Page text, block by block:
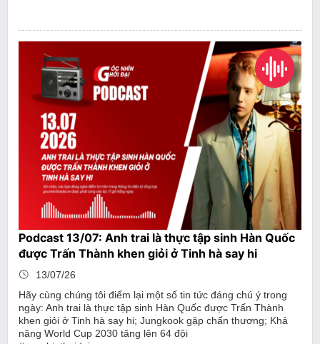
Podcast 13/07: Anh trai là thực tập sinh Hàn Quốc
được Trấn Thành khen giỏi ở Tinh hà say hi
13/07/26
Hãy cùng chúng tôi điểm lại một số tin tức đáng chú ý trong
ngày: Anh trai là thực tập sinh Hàn Quốc được Trấn Thành
khen giỏi ở Tinh hà say hi; Jungkook gặp chấn thương; Khả
năng World Cup 2030 tăng lên 64 đội